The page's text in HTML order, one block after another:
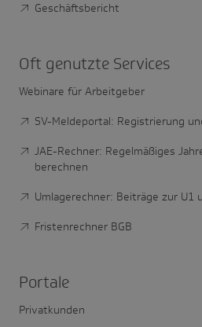
Geschäftsbericht
Oft genutzte Services
Webinare für Arbeitgeber
SV-Meldeportal: Registrierung
JAE-Rechner: Regelmäßiges
berechnen
Umlagerechner: Beiträge zur U1
Fristenrechner BGB
Portale
Privatkunden